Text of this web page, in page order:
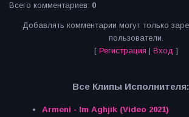
Всего комментариев: 0
Добавлять комментарии могут только
пользователи.
[ Регистрация | Вход ]
Все Клипы Исполнителя:
Armeni - Im Aghjik (Video 2021)